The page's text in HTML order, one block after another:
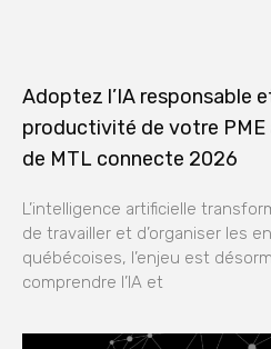
Adoptez l’IA responsable
productivité de votre PME
de MTL connecte 2026
L’intelligence artificielle
de travailler et d’organiser les
québécoises, l’enjeu est
comprendre l’IA et